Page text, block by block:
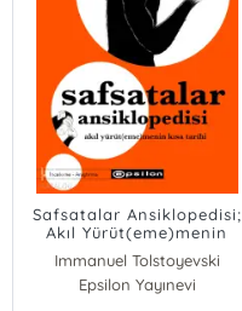
Safsatalar Ansiklopedisi;
Akıl Yürüt(eme)menin
Kısa Tarihi
Immanuel Tolstoyevski
Epsilon Yayınevi